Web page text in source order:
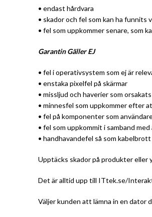
• endast hårdvara
• skador och fel som kan ha
• fel som uppkommer senare, som
Garantin Gäller EJ
• fel i operativsystem som ej är
• enstaka pixelfel på skärmar
• missljud och haverier som
• minnesfel som uppkommer efter
• fel på komponenter som
• fel som uppkommit i samband
• handhavandefel så som
Upptäcks skador på produkter eller
Det är alltid upp till ITtek.se/
Väljer kunden att lämna in en dator